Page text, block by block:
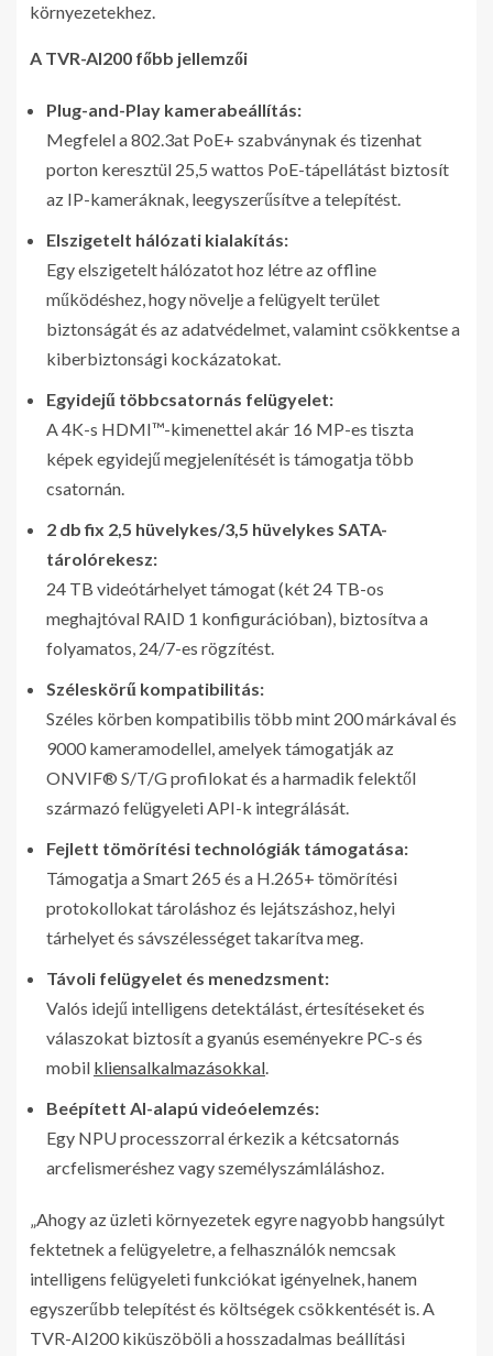
környezetekhez.
A TVR-AI200 főbb jellemzői
Plug-and-Play kamerabeállítás:
Megfelel a 802.3at PoE+ szabványnak és tizenhat
porton keresztül 25,5 wattos PoE-tápellátást biztosít
az IP-kameráknak, leegyszerűsítve a telepítést.
Elszigetelt hálózati kialakítás:
Egy elszigetelt hálózatot hoz létre az offline
működéshez, hogy növelje a felügyelt terület
biztonságát és az adatvédelmet, valamint csökkentse a
kiberbiztonsági kockázatokat.
Egyidejű többcsatornás felügyelet:
A 4K-s HDMI™-kimenettel akár 16 MP-es tiszta
képek egyidejű megjelenítését is támogatja több
csatornán.
2 db fix 2,5 hüvelykes/3,5 hüvelykes SATA-
tárolórekesz:
24 TB videótárhelyet támogat (két 24 TB-os
meghajtóval RAID 1 konfigurációban), biztosítva a
folyamatos, 24/7-es rögzítést.
Széleskörű kompatibilitás:
Széles körben kompatibilis több mint 200 márkával és
9000 kameramodellel, amelyek támogatják az
ONVIF® S/T/G profilokat és a harmadik felektől
származó felügyeleti API-k integrálását.
Fejlett tömörítési technológiák támogatása:
Támogatja a Smart 265 és a H.265+ tömörítési
protokollokat tároláshoz és lejátszáshoz, helyi
tárhelyet és sávszélességet takarítva meg.
Távoli felügyelet és menedzsment:
Valós idejű intelligens detektálást, értesítéseket és
válaszokat biztosít a gyanús eseményekre PC-s és
mobil kliensalkalmazásokkal.
Beépített AI-alapú videóelemzés:
Egy NPU processzorral érkezik a kétcsatornás
arcfelismeréshez vagy személyszámláláshoz.
„Ahogy az üzleti környezetek egyre nagyobb hangsúlyt
fektetnek a felügyeletre, a felhasználók nemcsak
intelligens felügyeleti funkciókat igényelnek, hanem
egyszerűbb telepítést és költségek csökkentését is. A
TVR-AI200 kiküszöböli a hosszadalmas beállítási